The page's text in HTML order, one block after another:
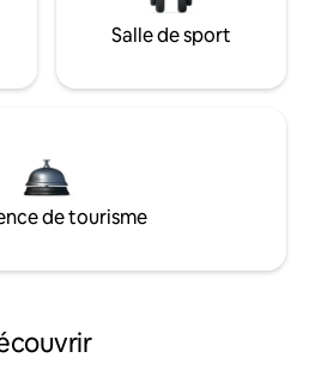
Salle de sport
de tourisme